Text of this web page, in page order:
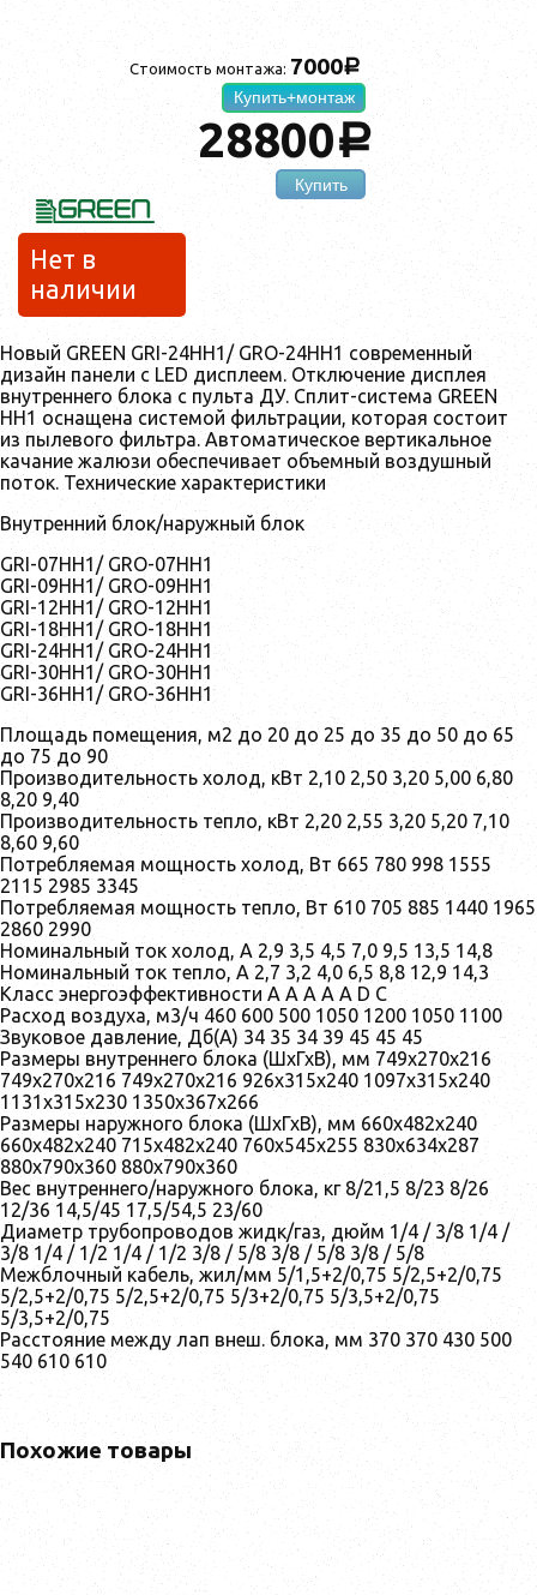
Стоимость монтажа:7000a
Купить+монтаж
28800a
Купить
Нет в
наличии
Новый GREEN GRI-24HH1/ GRO-24HH1 современный
дизайн панели с LED дисплеем. Отключение дисплея
внутреннего блока с пульта ДУ. Сплит-система GREEN
HH1 оснащена системой фильтрации, которая состоит
из пылевого фильтра. Автоматическое вертикальное
качание жалюзи обеспечивает объемный воздушный
поток. Технические характеристики
Внутренний блок/наружный блок
GRI-07HH1/ GRO-07HH1
GRI-09HH1/ GRO-09HH1
GRI-12HH1/ GRO-12HH1
GRI-18HH1/ GRO-18HH1
GRI-24HH1/ GRO-24HH1
GRI-30HH1/ GRO-30HH1
GRI-36HH1/ GRO-36HH1
Площадь помещения, м2 до 20 до 25 до 35 до 50 до 65
до 75 до 90
Производительность холод, кВт 2,10 2,50 3,20 5,00 6,80
8,20 9,40
Производительность тепло, кВт 2,20 2,55 3,20 5,20 7,10
8,60 9,60
Потребляемая мощность холод, Вт 665 780 998 1555
2115 2985 3345
Потребляемая мощность тепло, Вт 610 705 885 1440 1965
2860 2990
Номинальный ток холод, А 2,9 3,5 4,5 7,0 9,5 13,5 14,8
Номинальный ток тепло, А 2,7 3,2 4,0 6,5 8,8 12,9 14,3
Класс энергоэффективности A A A A A D C
Расход воздуха, м3/ч 460 600 500 1050 1200 1050 1100
Звуковое давление, Дб(А) 34 35 34 39 45 45 45
Размеры внутреннего блока (ШхГхВ), мм 749x270x216
749x270x216 749x270x216 926x315x240 1097x315x240
1131x315x230 1350x367x266
Размеры наружного блока (ШхГхВ), мм 660x482x240
660x482x240 715x482x240 760x545x255 830x634x287
880x790x360 880x790x360
Вес внутреннего/наружного блока, кг 8/21,5 8/23 8/26
12/36 14,5/45 17,5/54,5 23/60
Диаметр трубопроводов жидк/газ, дюйм 1/4 / 3/8 1/4 /
3/8 1/4 / 1/2 1/4 / 1/2 3/8 / 5/8 3/8 / 5/8 3/8 / 5/8
Межблочный кабель, жил/мм 5/1,5+2/0,75 5/2,5+2/0,75
5/2,5+2/0,75 5/2,5+2/0,75 5/3+2/0,75 5/3,5+2/0,75
5/3,5+2/0,75
Расстояние между лап внеш. блока, мм 370 370 430 500
540 610 610
Похожие товары